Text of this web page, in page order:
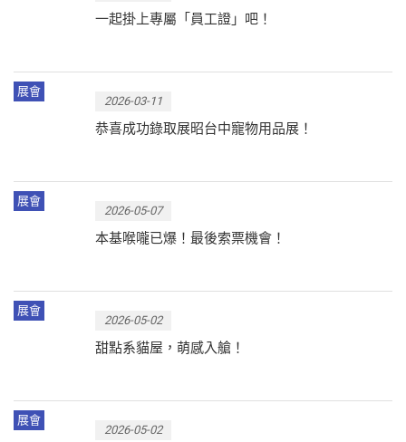
一起掛上專屬「員工證」吧！
展會
2026-03-11
恭喜成功錄取展昭台中寵物用品展！
展會
2026-05-07
本基喉嚨已爆！最後索票機會！
展會
2026-05-02
甜點系貓屋，萌感入艙！
展會
2026-05-02